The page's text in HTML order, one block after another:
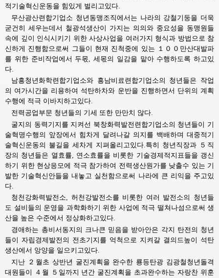
적기술혁신운동을 힘있게 벌리고있다.
무산광산련합기업소 청년동맹조직에서는 나라의 강철기둥을 더욱
굳건히 세우는데서 철광석생산이 가지는 의의와 중요성을 동맹원들
속에 깊이 인식시키기 위한 사상사업을 여러가지 형식과 방법으로 참
신하게 진행함으로써 그들이 현재 진척중에 있는 １００만산대발파
를 위한 준비작업에서 두몫, 세몫의 일감을 맡아 수행하도록 하고있
다.
남흥청년화학련합기업소와 흥남비료련합기업소의 청년들은 작업
의 여가시간을 리용하여 석탄하차와 운반을 진행하면서 단위의 계획
수행에 적극 이바지하고있다.
전력공업부문 청년들의 기세 또한 만만치 않다.
굴지의 동력기지를 지켜선 북창화력발전련합기업소의 청년들이 기
술혁명수행의 앞장에서 힘차게 달려나갈 의지를 백배하며 대중적기
술혁신운동의 불길을 세차게 지펴올리고있다.특히 청년직장과 ５직
장의 청년들은 열효률, 연소효률을 비롯한 기술경제적지표들을 갱신
하기 위한 현상응모에 적극 참가하여 전력생산원가를 낮출수 있는 기
발한 기술혁신안들을 내놓고 실천함으로써 나라에 큰 리익을 주고있
다.
청천강화력발전소, 허천강발전소를 비롯한 여러 발전소의 청년들
도 설비들의 운영을 과학화하기 위한 사업에 적극 떨쳐나섬으로써 생
산을 높은 수준에서 정상화하고있다.
경애하는 총비서동지의
크나큰 믿음을 받아안은 각지 탄전의 청년
들이 자립경제발전의 전초기지를 억척으로 지켜갈 결의드높이 석탄
생산에서 앙양을 일으키고있다.
지난 ２월초 상반년 굴진계획을 완수한 룡등탄광 김광철청년돌격
대원들이 ４월 ５일까지 년간 굴진계획을 초과완수하는 자랑찬 위훈